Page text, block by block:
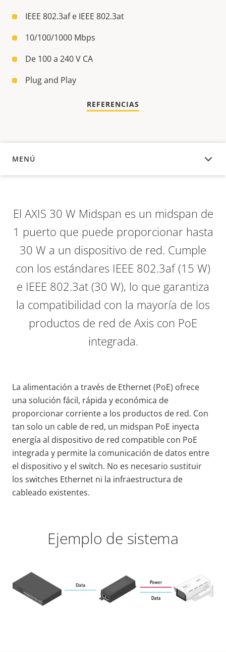
IEEE 802.3af e IEEE 802.3at
10/100/1000 Mbps
De 100 a 240 V CA
Plug and Play
REFERENCIAS
MENÚ
DESCRIPCIÓN
El AXIS 30 W Midspan es un midspan de
1 puerto que puede proporcionar hasta
30 W a un dispositivo de red. Cumple
con los estándares IEEE 802.3af (15 W)
e IEEE 802.3at (30 W), lo que garantiza
la compatibilidad con la mayoría de los
productos de red de Axis con PoE
integrada.
La alimentación a través de Ethernet (PoE) ofrece
una solución fácil, rápida y económica de
proporcionar corriente a los productos de red. Con
tan solo un cable de red, un midspan PoE inyecta
energía al dispositivo de red compatible con PoE
integrada y permite la comunicación de datos entre
el dispositivo y el switch. No es necesario sustituir
los switches Ethernet ni la infraestructura de
cableado existentes.
Ejemplo de sistema